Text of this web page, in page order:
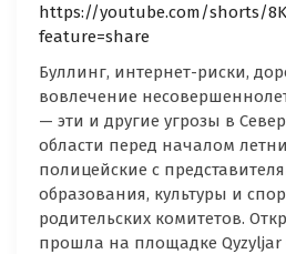
https://youtube.com/shorts/
feature=share
Буллинг, интернет-риски,
вовлечение
— эти и другие угрозы в
области перед началом
полицейские с
образования, культуры и
родительских комитетов.
прошла на площадке Qyzyljar